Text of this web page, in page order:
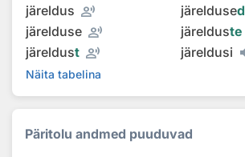
järeldus record_voice_over järeldused
järelduse record_voice_over järelduste
järeldust record_voice_over järeldusi
Näita tabelina
Päritolu andmed puuduvad